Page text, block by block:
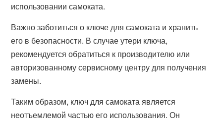
использовании самоката.
Важно заботиться о ключе для самоката и хранить
его в безопасности. В случае утери ключа,
рекомендуется обратиться к производителю или
авторизованному сервисному центру для получения
замены.
Таким образом, ключ для самоката является
неотъемлемой частью его использования. Он